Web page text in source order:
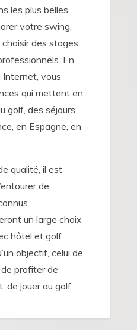
les plus belles
votre swing,
des stages
En
vous
qui mettent en
golf, des séjours
en Espagne, en
qualité, il est
de
un large choix
hôtel et golf.
objectif, celui de
profiter de
de jouer au golf.